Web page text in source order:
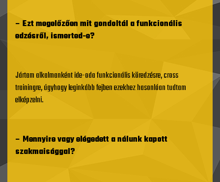
– Ezt megelőzően mit gondoltál a funkcionális
edzésről, ismerted-e?
Jártam alkalmanként ide-oda funkcionális köredzésre, cross
trainingre, úgyhogy leginkább fejben ezekhez hasonlóan tudtam
elképzelni.
– Mennyire vagy elégedett a nálunk kapott
szakmaisággal?